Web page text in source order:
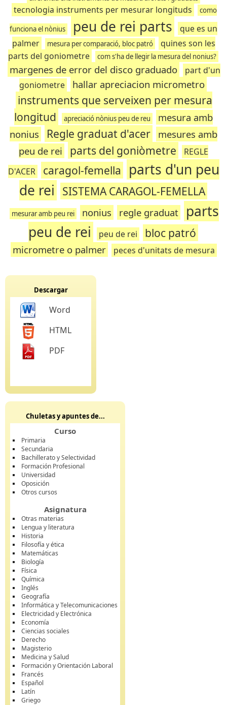
tecnologia instruments per mesurar longituds como
funciona el nònius peu de rei parts
que es un
palmer
mesura per comparació, bloc patró
quines son les
parts del goniometre
com s'ha de llegir la mesura del nonius?
margenes de error del disco graduado
part d'un
goniometre
hallar apreciacion micrometro
instruments que serveixen per mesura
longitud
apreciació nònius peu de reu
mesura amb
nonius
Regle graduat d'acer
mesures amb
peu de rei
parts del goniòmetre
REGLE
D'ACER
caragol-femella
parts d'un peu
de rei
SISTEMA CARAGOL-FEMELLA
mesurar amb peu rei nonius regle graduat
parts
peu de rei
peu de rei bloc patró
micrometre o palmer peces d'unitats de mesura
Descargar
Word
HTML
PDF
Chuletas y apuntes de...
Curso
Primaria
Secundaria
Bachillerato y Selectividad
Formación Profesional
Universidad
Oposición
Otros cursos
Asignatura
Otras materias
Lengua y literatura
Historia
Filosofía y ética
Matemáticas
Biología
Física
Química
Inglés
Geografía
Informática y Telecomunicaciones
Electricidad y Electrónica
Economía
Ciencias sociales
Derecho
Magisterio
Medicina y Salud
Formación y Orientación Laboral
Francés
Español
Latín
Griego